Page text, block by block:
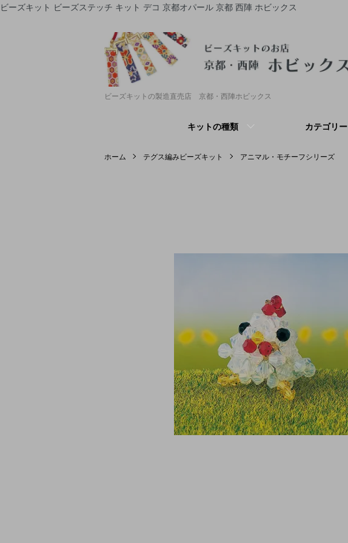
ビーズキット ビーズステッチ キット デコ 京都オパール 京都 西陣 ホビックス
ビーズキットの製造直売店 京都・西陣ホビックス
キットの種類 カテゴリー
ホーム テグス編みビーズキット アニマル・モチーフシリーズ